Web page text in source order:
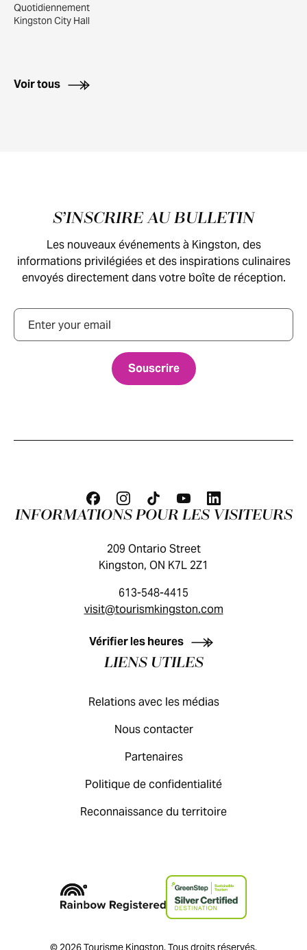
Quotidiennement
Kingston City Hall
Voir tous
Pied de pageS’INSCRIRE AU BULLETIN
Les nouveaux événements à Kingston, des
informations privilégiées et des inspirations culinaires
envoyés directement dans votre boîte de réception.
Courriel
GUIDE DES VISITEURS
INFORMATIONS POUR LES VISITEURS
209 Ontario Street
Kingston, ON K7L 2Z1
613-548-4415
visit@tourismkingston.com
Vérifier les heures
LIENS UTILES
Relations avec les médias
Nous contacter
Partenaires
Politique de confidentialité
Reconnaissance du territoire
© 2026 Tourisme Kingston. Tous droits réservés.